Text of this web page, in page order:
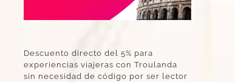
Descuento directo del 5% para
experiencias viajeras con Troulanda
sin necesidad de código por ser lector